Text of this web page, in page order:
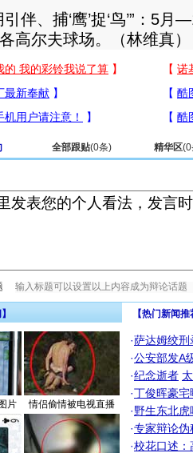
、捕‘鹰’捉‘鸟’”：5月
高尔夫球场。（林维真）
全部跟贴(0条) 精华区(0
片 情侣偷情被电视直播
【热门新闻
·萨达姆绞刑
·公安部发A
·纪念逝者
·丁俊晖豪
·野生东北
·专家辩论伪
·校花口述：